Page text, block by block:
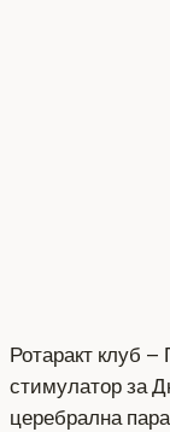
Ротаракт клуб
стимулатор за
церебрална